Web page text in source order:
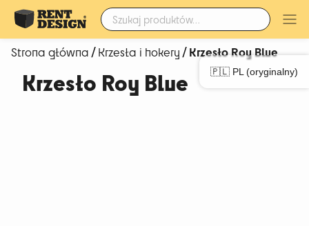
Szukaj:
🇵🇱 PL (oryginalny)
Strona główna/Krzesła i hokery/ Krzesło Roy Blue
Krzesło Roy Blue